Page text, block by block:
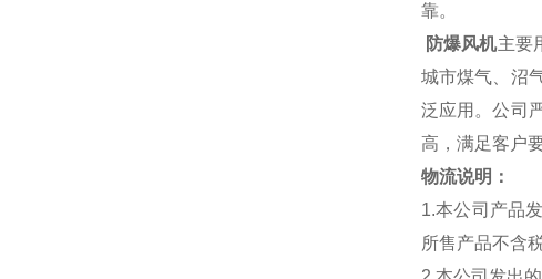
靠。
防爆风机主要
城市煤气、沼
泛应用。公司
高，满足客户
物流说明：
1.本公司产品
所售产品不含